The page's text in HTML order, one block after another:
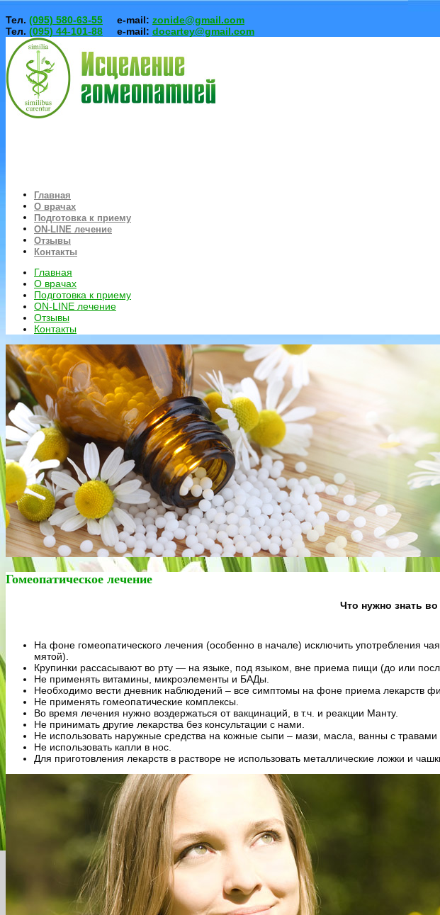
Тел. (095) 580-63-55 e-mail: zonide@gmail.com
Тел. (095) 44-101-88 e-mail: docartey@gmail.com
Главная
О врачах
Подготовка к приему
ON-LINE лечение
Отзывы
Контакты
Главная
О врачах
Подготовка к приему
ON-LINE лечение
Отзывы
Контакты
Гомеопатическое лечение
Что нужно знать
На фоне гомеопатического лечения (особенно в начале) исключить употребления
мятой).
Крупинки рассасывают во рту — на языке, под языком, вне приема пищи (до или
Не применять витамины, микроэлементы и БАДы.
Необходимо вести дневник наблюдений – все симптомы на фоне приема лекарств
Не применять гомеопатические комплексы.
Во время лечения нужно воздержаться от вакцинаций, в т.ч. и реакции Манту.
Не принимать другие лекарства без консультации с нами.
Не использовать наружные средства на кожные сыпи – мази, масла, ванны с травами
Не использовать капли в нос.
Для приготовления лекарств в растворе не использовать металлические ложки и